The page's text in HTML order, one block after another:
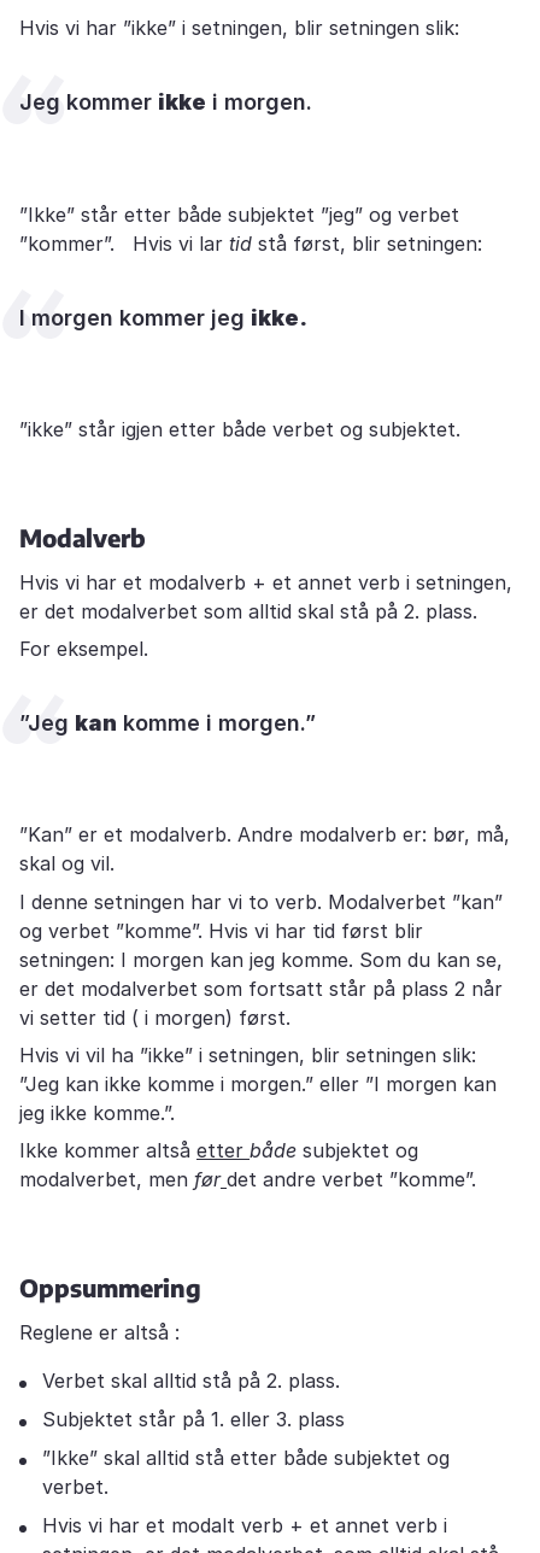
Hvis vi har ”ikke” i setningen, blir setningen slik:
Jeg kommer ikke i morgen.
”Ikke” står etter både subjektet ”jeg” og verbet
”kommer”. Hvis vi lar tid stå først, blir setningen:
I morgen kommer jeg ikke.
”ikke” står igjen etter både verbet og subjektet.
Modalverb
Hvis vi har et modalverb + et annet verb i setningen,
er det modalverbet som alltid skal stå på 2. plass.
For eksempel.
”Jeg kan komme i morgen.”
”Kan” er et modalverb. Andre modalverb er: bør, må,
skal og vil.
I denne setningen har vi to verb. Modalverbet ”kan”
og verbet ”komme”. Hvis vi har tid først blir
setningen: I morgen kan jeg komme. Som du kan se,
er det modalverbet som fortsatt står på plass 2 når
vi setter tid ( i morgen) først.
Hvis vi vil ha ”ikke” i setningen, blir setningen slik:
”Jeg kan ikke komme i morgen.” eller ”I morgen kan
jeg ikke komme.”.
Ikke kommer altså etter både subjektet og
modalverbet, men før det andre verbet ”komme”.
Oppsummering
Reglene er altså :
Verbet skal alltid stå på 2. plass.
Subjektet står på 1. eller 3. plass
”Ikke” skal alltid stå etter både subjektet og
verbet.
Hvis vi har et modalt verb + et annet verb i